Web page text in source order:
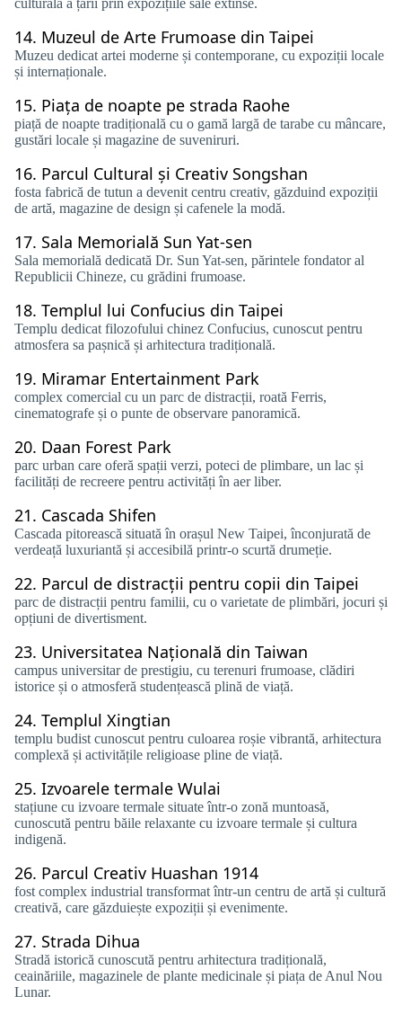
culturală a țării prin expozițiile sale extinse.
14. Muzeul de Arte Frumoase din Taipei
Muzeu dedicat artei moderne și contemporane, cu expoziții locale
și internaționale.
15. Piața de noapte pe strada Raohe
piață de noapte tradițională cu o gamă largă de tarabe cu mâncare,
gustări locale și magazine de suveniruri.
16. Parcul Cultural și Creativ Songshan
fosta fabrică de tutun a devenit centru creativ, găzduind expoziții
de artă, magazine de design și cafenele la modă.
17. Sala Memorială Sun Yat-sen
Sala memorială dedicată Dr. Sun Yat-sen, părintele fondator al
Republicii Chineze, cu grădini frumoase.
18. Templul lui Confucius din Taipei
Templu dedicat filozofului chinez Confucius, cunoscut pentru
atmosfera sa pașnică și arhitectura tradițională.
19. Miramar Entertainment Park
complex comercial cu un parc de distracții, roată Ferris,
cinematografe și o punte de observare panoramică.
20. Daan Forest Park
parc urban care oferă spații verzi, poteci de plimbare, un lac și
facilități de recreere pentru activități în aer liber.
21. Cascada Shifen
Cascada pitorească situată în orașul New Taipei, înconjurată de
verdeață luxuriantă și accesibilă printr-o scurtă drumeție.
22. Parcul de distracții pentru copii din Taipei
parc de distracții pentru familii, cu o varietate de plimbări, jocuri și
opțiuni de divertisment.
23. Universitatea Națională din Taiwan
campus universitar de prestigiu, cu terenuri frumoase, clădiri
istorice și o atmosferă studențească plină de viață.
24. Templul Xingtian
templu budist cunoscut pentru culoarea roșie vibrantă, arhitectura
complexă și activitățile religioase pline de viață.
25. Izvoarele termale Wulai
stațiune cu izvoare termale situate într-o zonă muntoasă,
cunoscută pentru băile relaxante cu izvoare termale și cultura
indigenă.
26. Parcul Creativ Huashan 1914
fost complex industrial transformat într-un centru de artă și cultură
creativă, care găzduiește expoziții și evenimente.
27. Strada Dihua
Stradă istorică cunoscută pentru arhitectura tradițională,
ceainăriile, magazinele de plante medicinale și piața de Anul Nou
Lunar.